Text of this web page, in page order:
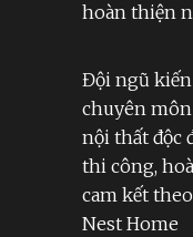
hoàn thiện
Đội ngũ
chuyên môn
nội thất độc
thi công,
cam kết
Nest Home